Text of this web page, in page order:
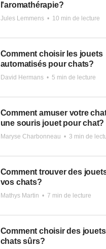
l'aromathérapie?
Jules Lemmens • 10 min de lecture
Comment choisir les jouets
automatisés pour chats?
David Hermans • 5 min de lecture
Comment amuser votre
une souris jouet pour chat?
Maryse Charbonneau • 3 min de
Comment trouver des
vos chats?
Mathys Martin • 7 min de lecture
Comment choisir des
chats sûrs?